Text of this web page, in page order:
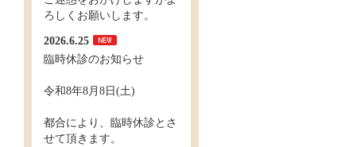
ろしくお願いします。
2026.6.25
臨時休診のお知らせ
令和8年8月8日(土)
都合により、臨時休診とさ
せて頂きます。